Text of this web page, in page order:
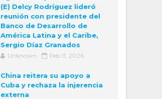
(E) Delcy Rodríguez lideró
reunión con presidente del
Banco de Desarrollo de
América Latina y el Caribe,
Sergio Díaz Granados
Unknown Feb 11, 2026
China reitera su apoyo a
Cuba y rechaza la injerencia
externa